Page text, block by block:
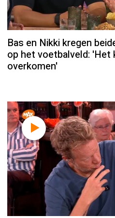
Bas en Nikki kregen
op het voetbalveld: 'Het
overkomen'